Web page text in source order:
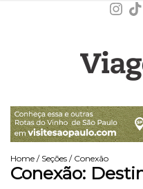
Home / Seções / Conexão
Conexão: